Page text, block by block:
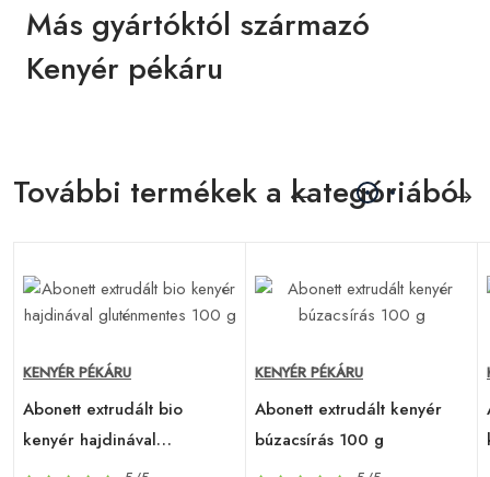
Más gyártóktól származó
Kenyér pékáru
További termékek a kategóriából
KENYÉR PÉKÁRU
Abonett extrudált bio
kenyér hajdinával
gluténmentes 100 g
KENYÉR PÉKÁRU
Abonett extrudált kenyér
búzacsírás 100 g